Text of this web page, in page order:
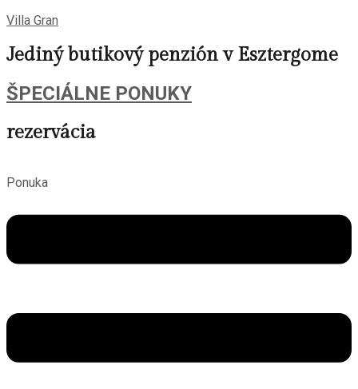
Villa Gran
Jediný butikový penzión v Esztergome
ŠPECIÁLNE PONUKY
rezervácia
Ponuka